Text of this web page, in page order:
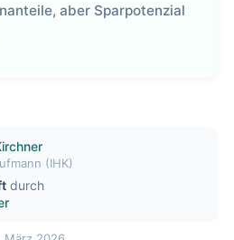
aber Sparpotenzial
(IHK)
durch